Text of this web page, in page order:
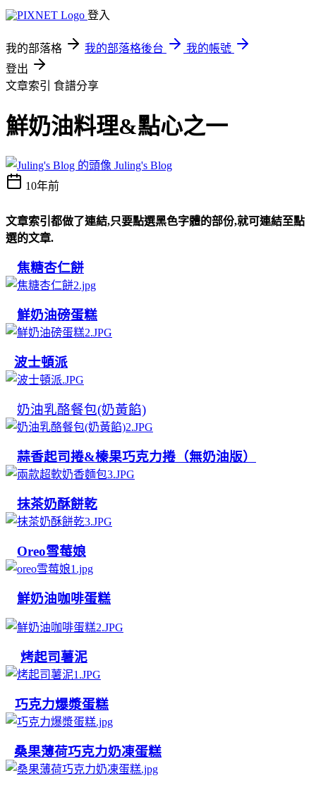
登入
我的部落格 我的部落格後台
我的帳號
登出
文章索引 食譜分享
鮮奶油料理&點心之一
Juling's Blog
10年前
文章索引都做了連結,只要點選黑色字體的部份,就可連結至點
選的文章.
焦糖杏仁餅
鮮奶油磅蛋糕
波士頓派
奶油乳酪餐包(奶黃餡)
蒜香起司捲&榛果巧克力捲（無奶油版）
抹茶奶酥餅乾
Oreo雪莓娘
鮮奶油咖啡蛋糕
烤起司薯泥
巧克力爆漿蛋糕
桑果薄荷巧克力奶凍蛋糕